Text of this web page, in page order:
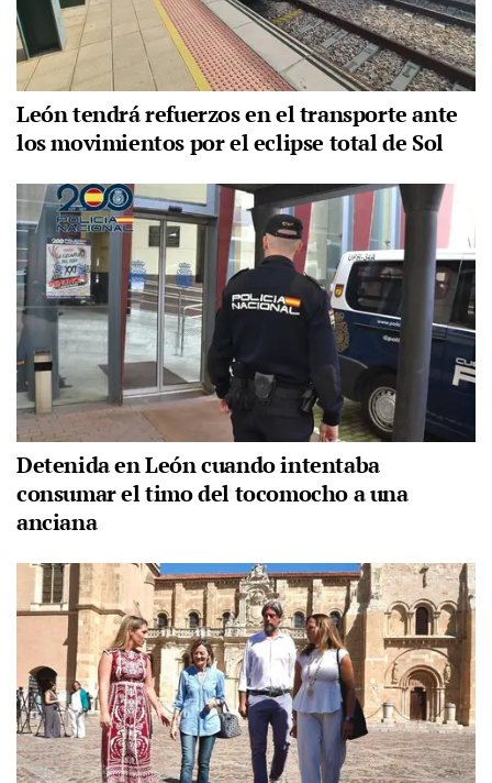
León tendrá refuerzos en el transporte ante
los movimientos por el eclipse total de Sol
Detenida en León cuando intentaba
consumar el timo del tocomocho a una
anciana